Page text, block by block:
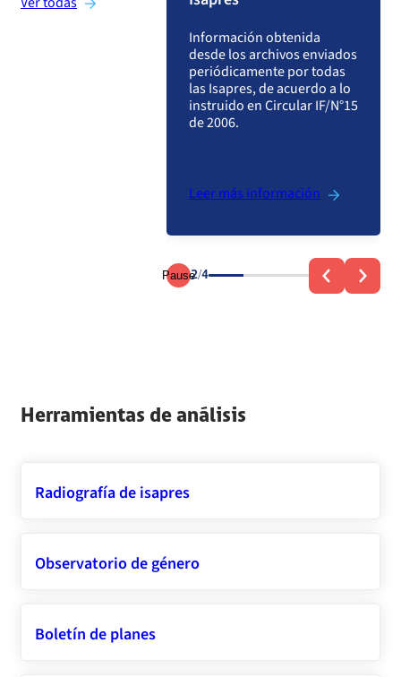
¿Dónde solicitar la Mediación?
Ver más preguntas sobre Prestadores
Información obtenida
desde los archivos enviados
periódicamente por todas
las Isapres, de acuerdo a lo
instruido en Circular IF/N°15
de 2006.
Leer más información
Pause2/4
Herramientas de análisis
Radiografía de isapres
Observatorio de género
Boletín de planes